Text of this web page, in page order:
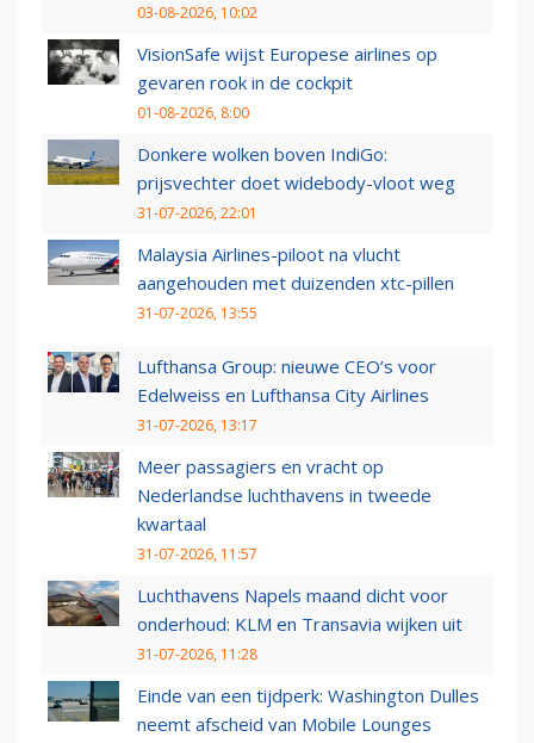
03-08-2026, 10:02
VisionSafe wijst Europese airlines op
gevaren rook in de cockpit
01-08-2026, 8:00
Donkere wolken boven IndiGo:
prijsvechter doet widebody-vloot weg
31-07-2026, 22:01
Malaysia Airlines-piloot na vlucht
aangehouden met duizenden xtc-pillen
31-07-2026, 13:55
Lufthansa Group: nieuwe CEO’s voor
Edelweiss en Lufthansa City Airlines
31-07-2026, 13:17
Meer passagiers en vracht op
Nederlandse luchthavens in tweede
kwartaal
31-07-2026, 11:57
Luchthavens Napels maand dicht voor
onderhoud: KLM en Transavia wijken uit
31-07-2026, 11:28
Einde van een tijdperk: Washington Dulles
neemt afscheid van Mobile Lounges